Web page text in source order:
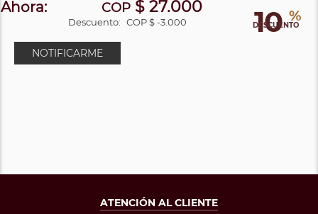
10 %
DESCUENTO
Ahora: COP $ 27.000
Descuento: COP $ -3.000
NOTIFICARME
ATENCIÓN AL CLIENTE